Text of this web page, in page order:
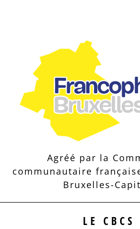
Agréé par la
communautaire
Bruxelles-
LE CBCS